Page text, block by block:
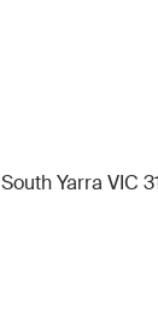
Yarra VIC